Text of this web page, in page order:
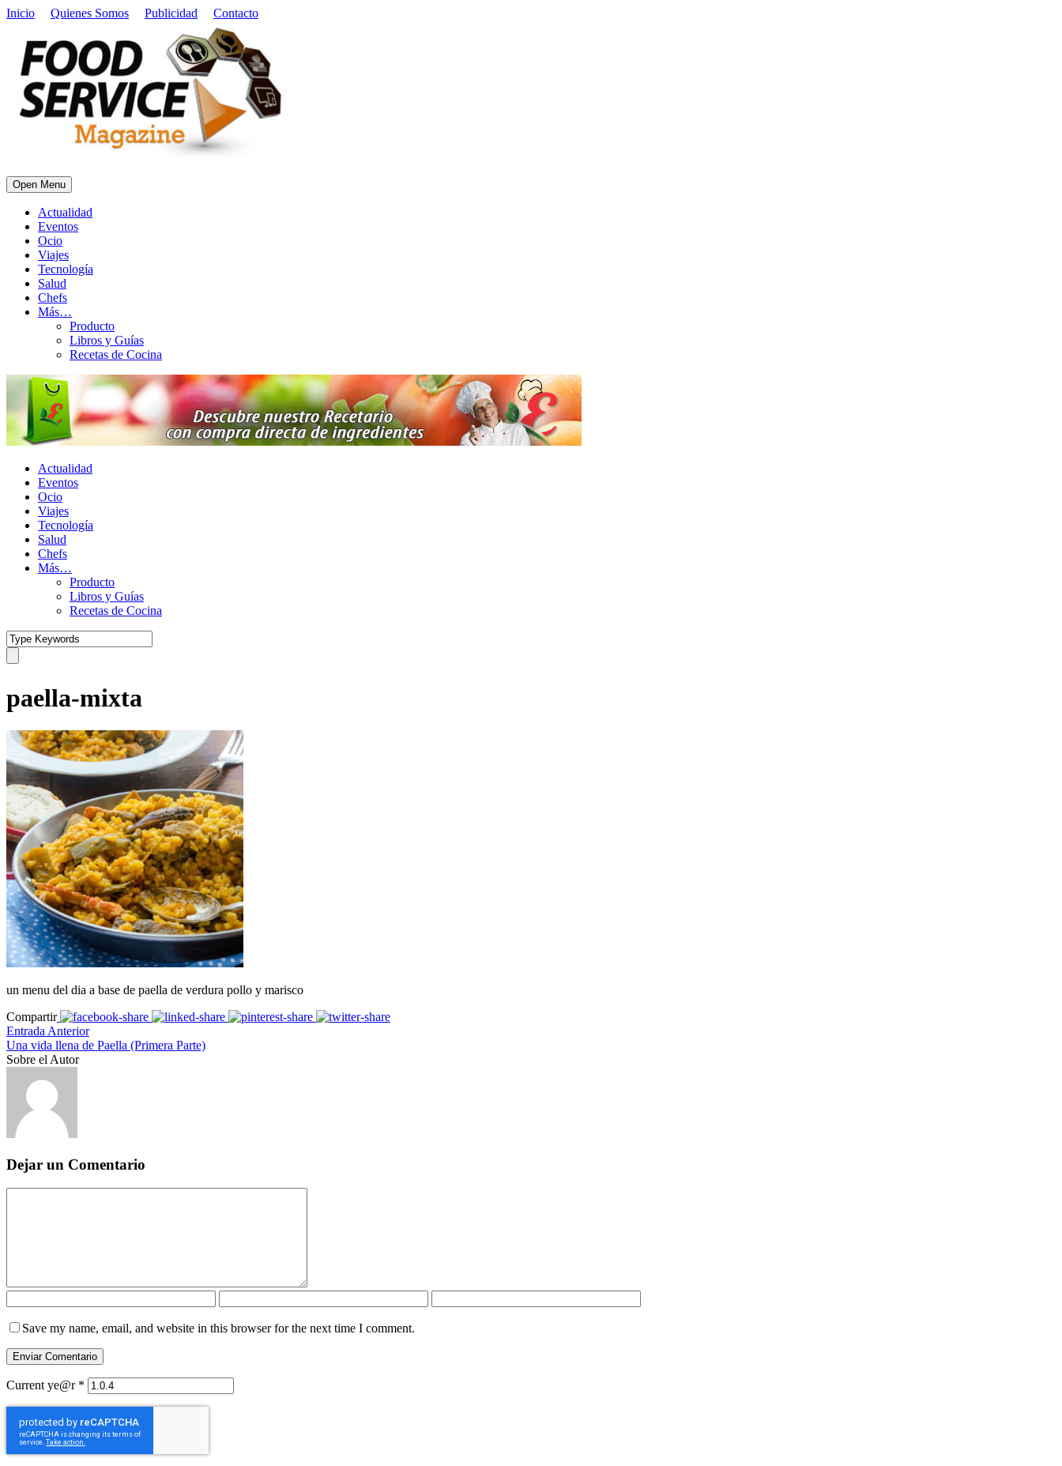
Inicio Quienes Somos Publicidad Contacto
Open Menu
Actualidad
Eventos
Ocio
Viajes
Tecnología
Salud
Chefs
Más…
Producto
Libros y Guías
Recetas de Cocina
Actualidad
Eventos
Ocio
Viajes
Tecnología
Salud
Chefs
Más…
Producto
Libros y Guías
Recetas de Cocina
paella-mixta
un menu del dia a base de paella de verdura pollo y marisco
Compartir
Entrada Anterior
Una vida llena de Paella (Primera Parte)
Sobre el Autor
Dejar un Comentario
Save my name, email, and website in this browser for the next time I comment.
Current ye@r *